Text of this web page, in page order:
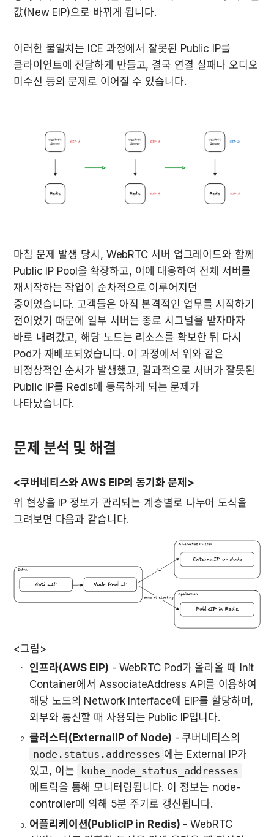
값(New EIP)으로 바뀌게 됩니다.
이러한 불일치는 ICE 과정에서 잘못된 Public IP를
클라이언트에 전달하게 만들고, 결국 연결 실패나 오디오
미수신 등의 문제로 이어질 수 있습니다.
마침 문제 발생 당시, WebRTC 서버 업그레이드와 함께
Public IP Pool을 확장하고, 이에 대응하여 전체 서버를
재시작하는 작업이 순차적으로 이루어지던
중이었습니다. 고객들은 아직 본격적인 업무를 시작하기
전이었기 때문에 일부 서버는 종료 시그널을 받자마자
바로 내려갔고, 해당 노드는 리소스를 확보한 뒤 다시
Pod가 재배포되었습니다. 이 과정에서 위와 같은
비정상적인 순서가 발생했고, 결과적으로 서버가 잘못된
Public IP를 Redis에 등록하게 되는 문제가
나타났습니다.
문제 분석 및 해결
<쿠버네티스와 AWS EIP의 동기화 문제>
위 현상을 IP 정보가 관리되는 계층별로 나누어 도식을
그려보면 다음과 같습니다.
<그림>
인프라(AWS EIP) - WebRTC Pod가 올라올 때 Init
Container에서 AssociateAddress API를 이용하여
해당 노드의 Network Interface에 EIP를 할당하며,
외부와 통신할 때 사용되는 Public IP입니다.
클러스터(ExternalIP of Node)
node.status.addresses 에는 External IP가
있고, 이는
kube_node_status_addresses
메트릭을 통해 모니터링됩니다. 이 정보는 node-
controller에 의해 5분 주기로 갱신됩니다.
어플리케이션(PublicIP in Redis) - WebRTC